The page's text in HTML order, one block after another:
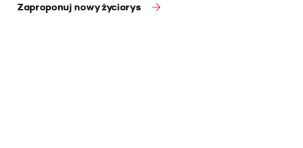
Zaproponuj nowy życiorys